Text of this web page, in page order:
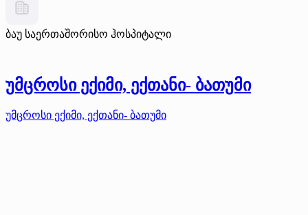
ბაუ საერთაშორისო ჰოსპიტალი
უმცროსი ექიმი, ექთანი- ბათუმი
უმცროსი ექიმი, ექთანი- ბათუმი